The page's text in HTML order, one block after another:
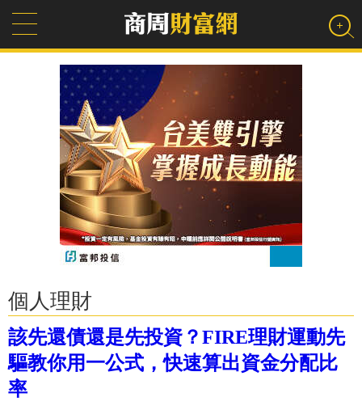
個人理財
該先還債還是先投資？FIRE理財運動先
驅教你用一公式，快速算出資金分配比
率